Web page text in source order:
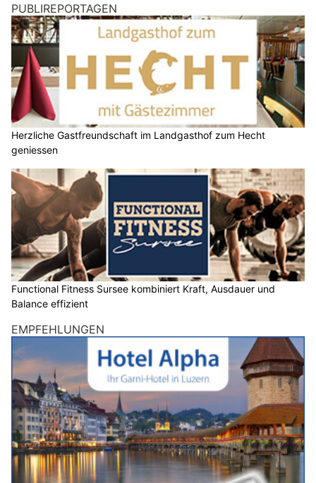
PUBLIREPORTAGEN
Herzliche Gastfreundschaft im Landgasthof zum Hecht
geniessen
Functional Fitness Sursee kombiniert Kraft, Ausdauer und
Balance effizient
EMPFEHLUNGEN